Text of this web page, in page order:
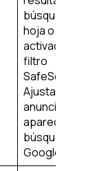
búsqueda por
hoja o la
activación del
filtro
SafeSearch.
Ajusta los
anuncios que
aparecen en
búsqueda de
Google.